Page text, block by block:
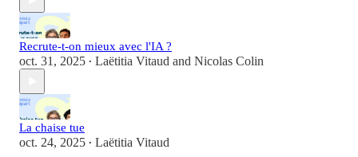
Recrute-t-on mieux avec l'IA ?
oct. 31, 2025 • Laëtitia Vitaud and Nicolas Colin
La chaise tue
oct. 24, 2025 • Laëtitia Vitaud